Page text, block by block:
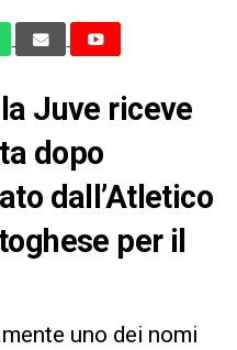
Juve riceve
dopo
dall’Atletico
per il
uno dei nomi